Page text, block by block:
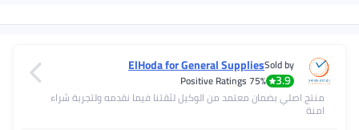
ElHoda for General
من الوكيل لثقتنا فيما نقدمه ولتجربة شراء